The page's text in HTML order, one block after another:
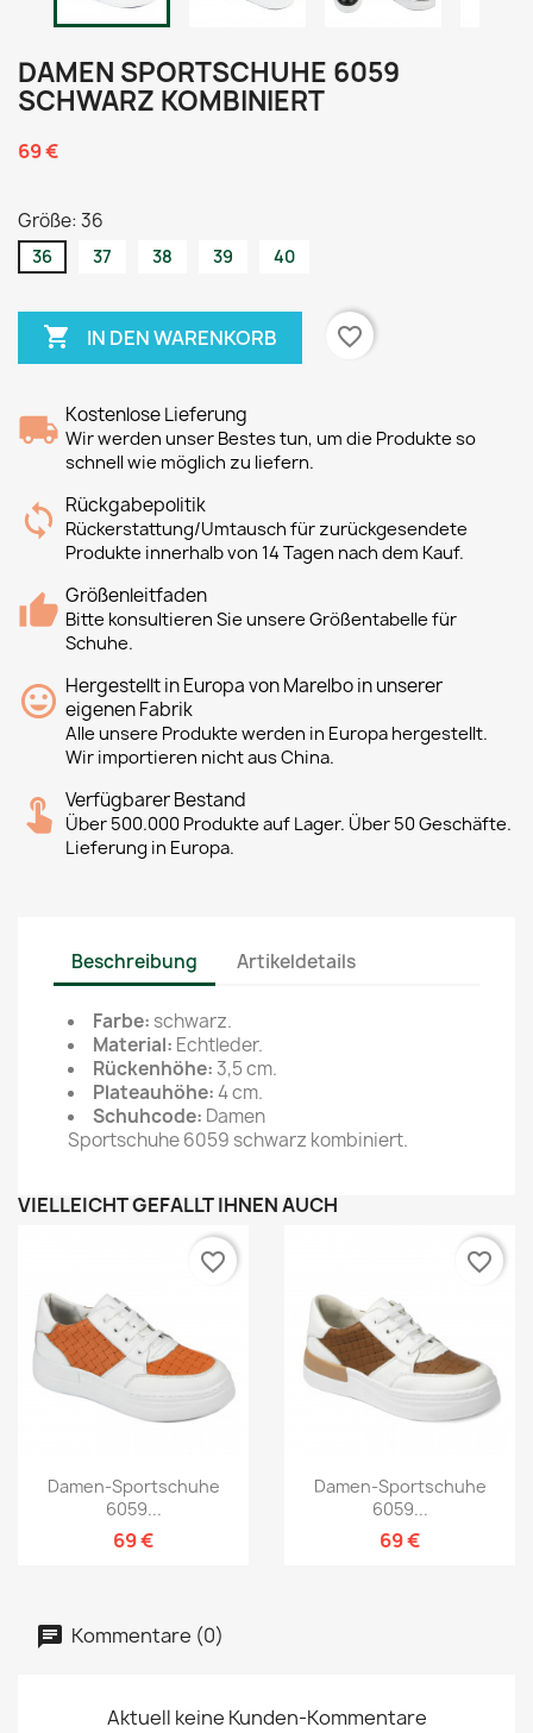
DAMEN SPORTSCHUHE 6059
SCHWARZ KOMBINIERT
69 €
Größe: 36
36 37 38 39 40
 IN DEN WARENKORB favorite_border
Kostenlose Lieferung
Wir werden unser Bestes tun, um die Produkte so
schnell wie möglich zu liefern.
Rückgabepolitik
Rückerstattung/Umtausch für zurückgesendete
Produkte innerhalb von 14 Tagen nach dem Kauf.
Größenleitfaden
Bitte konsultieren Sie unsere Größentabelle für
Schuhe.
Hergestellt in Europa von Marelbo in unserer
eigenen Fabrik
Alle unsere Produkte werden in Europa hergestellt.
Wir importieren nicht aus China.
Verfügbarer Bestand
Über 500.000 Produkte auf Lager. Über 50 Geschäfte.
Lieferung in Europa.
Beschreibung Artikeldetails
Farbe: schwarz.
Material: Echtleder.
Rückenhöhe:3,5 cm.
Plateauhöhe:4 cm.
Schuhcode: Damen
Sportschuhe 6059 schwarz kombiniert.
VIELLEICHT GEFÄLLT IHNEN AUCH
Damen-Sportschuhe
6059...
69 €
favorite_border
Damen-Sportschuhe
6059...
69 €
favorite_border
Kommentare (0)
Aktuell keine Kunden-Kommentare